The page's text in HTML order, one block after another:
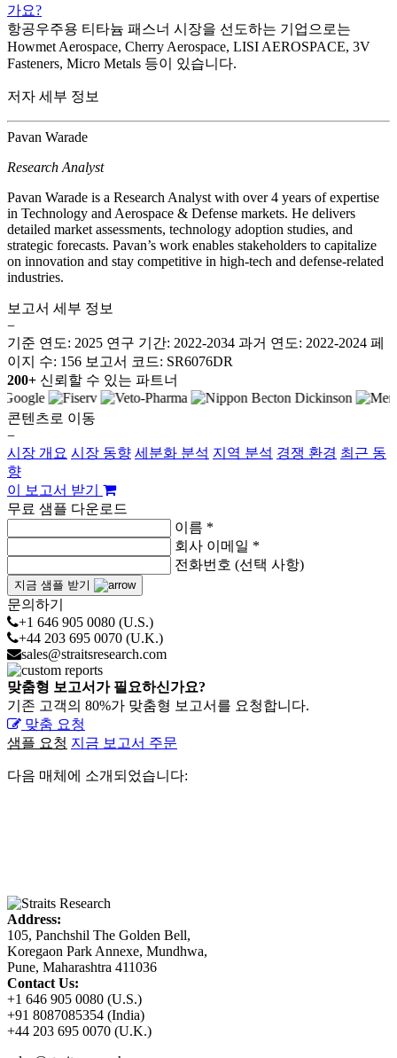
가요?
항공우주용 티타늄 패스너 시장을 선도하는 기업으로는
Howmet Aerospace, Cherry Aerospace, LISI AEROSPACE, 3V
Fasteners, Micro Metals 등이 있습니다.
저자 세부 정보
Pavan Warade
Research Analyst
Pavan Warade is a Research Analyst with over 4 years of expertise
in Technology and Aerospace & Defense markets. He delivers
detailed market assessments, technology adoption studies, and
strategic forecasts. Pavan’s work enables stakeholders to capitalize
on innovation and stay competitive in high-tech and defense-related
industries.
보고서 세부 정보
−
기준 연도: 2025 연구 기간: 2022-2034 과거 연도: 2022-2024 페
이지 수: 156 보고서 코드: SR6076DR
200+ 신뢰할 수 있는 파트너
콘텐츠로 이동
−
시장 개요 시장 동향 세분화 분석 지역 분석 경쟁 환경 최근 동
향
이 보고서 받기
무료 샘플 다운로드
이름 *
회사 이메일 *
전화번호 (선택 사항)
지금 샘플 받기
문의하기
+1 646 905 0080 (U.S.)
+44 203 695 0070 (U.K.)
sales@straitsresearch.com
맞춤형 보고서가 필요하신가요?
기존 고객의 80%가 맞춤형 보고서를 요청합니다.
맞춤 요청
샘플 요청 지금 보고서 주문
다음 매체에 소개되었습니다:
Address:
105, Panchshil The Golden Bell,
Koregaon Park Annexe, Mundhwa,
Pune, Maharashtra 411036
Contact Us:
+1 646 905 0080 (U.S.)
+91 8087085354 (India)
+44 203 695 0070 (U.K.)